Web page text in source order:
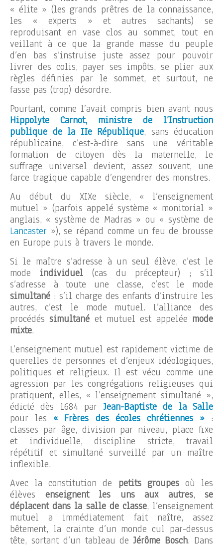
« élite » (les grands prêtres de la connaissance,
les « experts » et autres sachants) se
reproduisant en vase clos au sommet, tout en
veillant à ce que la grande masse du peuple
d’en bas s’instruise juste assez pour pouvoir
livrer des colis, payer ses impôts, se plier aux
règles définies par le sommet, et surtout, ne
fasse pas (trop) désordre.
Pourtant, comme l’avait compris bien avant nous
Hippolyte Carnot, ministre de l’Instruction
publique de la IIe République, sans éducation
républicaine, c’est-à-dire sans une véritable
formation de citoyen dès la maternelle, le
suffrage universel devient, assez souvent, une
farce tragique capable d’engendrer des monstres.
Au début du XIXe siècle, « l’enseignement
mutuel » (parfois appelé système « monitorial »
anglais, « système de Madras » ou « système de
Lancaster »), se répand comme un feu de brousse
en Europe puis à travers le monde.
Si le maître s’adresse à un seul élève, c’est le
mode individuel(cas du précepteur) ; s’il
s’adresse à toute une classe, c’est le mode
simultané ; s’il charge des enfants d’instruire les
autres, c’est le mode mutuel. L’alliance des
procédéssimultané et mutuel est appelée mode
mixte.
L’enseignement mutuel est rapidement victime de
querelles de personnes et d’enjeux idéologiques,
politiques et religieux. Il est vécu comme une
agression par les congrégations religieuses qui
pratiquent, elles, « l’enseignement simultané »,
édicté dès 1684 parJean-Baptiste de la Salle
pour les « Frères des écoles chrétiennes »:
classes par âge, division par niveau, place fixe
et individuelle, discipline stricte, travail
répétitif et simultané surveillé par un maître
inflexible.
Avec la constitution de petits groupesoù les
élèves enseignent les uns aux autres, se
déplacent dans la salle de classe, l’enseignement
mutuel a immédiatement fait naître, assez
bêtement, la crainte d’un monde cul par-dessus
tête, sortant d’un tableau deJérôme Bosch. Dans